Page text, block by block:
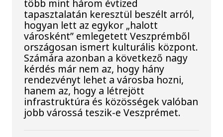
több mint három évtized
tapasztalatán keresztül beszélt arról,
hogyan lett az egykor „halott
városként” emlegetett Veszprémből
országosan ismert kulturális központ.
Számára azonban a következő nagy
kérdés már nem az, hogy hány
rendezvényt lehet a városba hozni,
hanem az, hogy a létrejött
infrastruktúra és közösségek valóban
jobb várossá teszik-e Veszprémet.